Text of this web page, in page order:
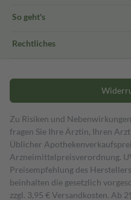
So geht's
Rechtliches
Zu Risiken und
fragen Sie Ihre Ärztin, Ihren
Üblicher
Arzneimittelpreisverordnung.
Preisempfehlung des
beinhalten die gesetzlich
zzgl. 3,95 € Versandkosten. Ab